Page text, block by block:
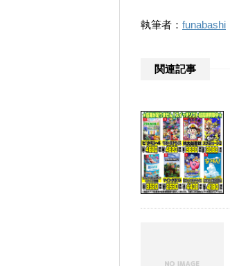
執筆者： funabashi
関連記事